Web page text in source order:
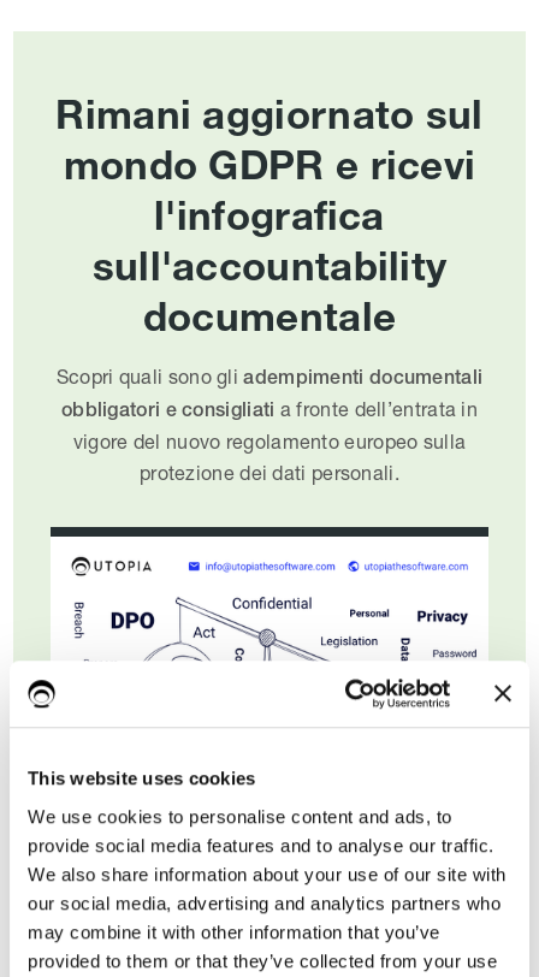
This website uses cookies
We use cookies to personalise content and ads, to
provide social media features and to analyse our traffic.
We also share information about your use of our site with
our social media, advertising and analytics partners who
may combine it with other information that you’ve
provided to them or that they’ve collected from your use
Rimani aggiornato sul
mondo GDPR e ricevi
l'infografica
sull'accountability
documentale
Scopri quali sono gliadempimenti documentali
obbligatori e consigliati a fronte dell’entrata in
vigore del nuovo regolamento europeo sulla
protezione dei dati personali.
Nome*